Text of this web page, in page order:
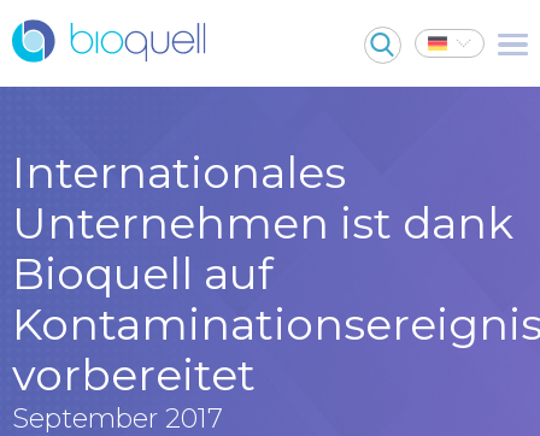
Internationales
Unternehmen ist dank
Bioquell auf
vorbereitet
September 2017